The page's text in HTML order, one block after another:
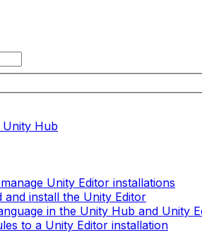
Hub
Unity Editor installations
and install the Unity Editor
in the Unity Hub and Unity
to a Unity Editor installation